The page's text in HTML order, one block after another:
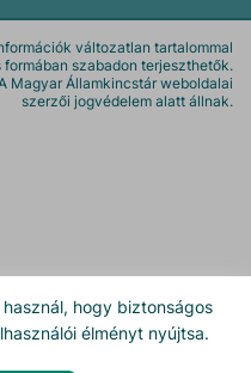
hogy biztonságos
élményt nyújtsa.
változatlan tartalommal
formában szabadon terjeszthetők.
Magyar Államkincstár weboldalai
szerzői jogvédelem alatt állnak.